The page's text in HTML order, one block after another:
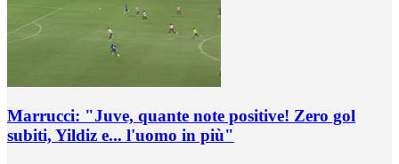
Marrucci: "Juve, quante note positive! Zero gol
subiti, Yildiz e... l'uomo in più"